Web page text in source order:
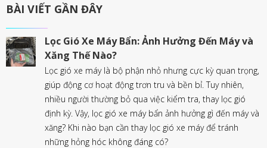
BÀI VIẾT GẦN ĐÂY
Lọc Gió Xe Máy Bẩn: Ảnh Hưởng Đến Máy và
Xăng Thế Nào?
Lọc gió xe máy là bộ phận nhỏ nhưng cực kỳ quan trọng,
giúp động cơ hoạt động trơn tru và bền bỉ. Tuy nhiên,
nhiều người thường bỏ qua việc kiểm tra, thay lọc gió
định kỳ. Vậy, lọc gió xe máy bẩn ảnh hưởng gì đến máy và
xăng? Khi nào bạn cần thay lọc gió xe máy để tránh
những hỏng hóc không đáng có?